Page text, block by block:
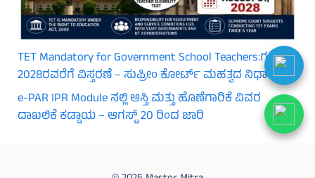
TET Mandatory for Government School Teachers:ಗಡುವು
2028ರವರೆಗೆ ವಿಸ್ತರಣೆ – ಸುಪ್ರೀಂ ಕೋರ್ಟ್ ಮಹತ್ವದ ನಿರ್ಧಾರ
e-PAR IPR Module ನಲ್ಲಿ ಆಸ್ತಿ ಮತ್ತು ಹೊಣೆಗಾರಿಕೆ ವಿವರ
ದಾಖಲಿಕೆ ಕಡ್ಡಾಯ – ಆಗಸ್ಟ್ 20 ರಿಂದ ಜಾರಿ